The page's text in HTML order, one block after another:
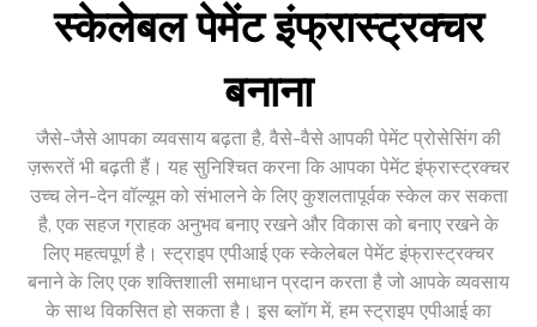
स्केलेबल पेमेंट इंफ्रास्ट्रक्चर
बनाना
जैसे-जैसे आपका व्यवसाय बढ़ता है, वैसे-वैसे आपकी पेमेंट प्रोसेसिंग की
ज़रूरतें भी बढ़ती हैं। यह सुनिश्चित करना कि आपका पेमेंट इंफ्रास्ट्रक्चर
उच्च लेन-देन वॉल्यूम को संभालने के लिए कुशलतापूर्वक स्केल कर सकता
है, एक सहज ग्राहक अनुभव बनाए रखने और विकास को बनाए रखने के
लिए महत्वपूर्ण है। स्ट्राइप एपीआई एक स्केलेबल पेमेंट इंफ्रास्ट्रक्चर
बनाने के लिए एक शक्तिशाली समाधान प्रदान करता है जो आपके व्यवसाय
के साथ विकसित हो सकता है। इस ब्लॉग में, हम स्ट्राइप एपीआई का